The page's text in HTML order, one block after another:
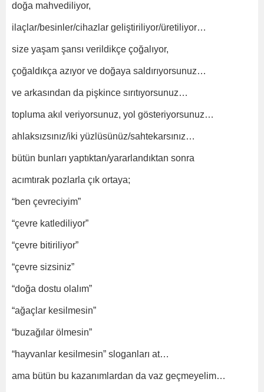
doğa mahvediliyor,
ilaçlar/besinler/cihazlar geliştiriliyor/üretiliyor…
size yaşam şansı verildikçe çoğalıyor,
çoğaldıkça azıyor ve doğaya saldırıyorsunuz…
ve arkasından da pişkince sırıtıyorsunuz…
topluma akıl veriyorsunuz, yol gösteriyorsunuz…
ahlaksızsınız/iki yüzlüsünüz/sahtekarsınız…
bütün bunları yaptıktan/yararlandıktan sonra
acımtırak pozlarla çık ortaya;
“ben çevreciyim”
“çevre katlediliyor”
“çevre bitiriliyor”
“çevre sizsiniz”
“doğa dostu olalım”
“ağaçlar kesilmesin”
“buzağılar ölmesin”
“hayvanlar kesilmesin” sloganları at…
ama bütün bu kazanımlardan da vaz geçmeyelim…